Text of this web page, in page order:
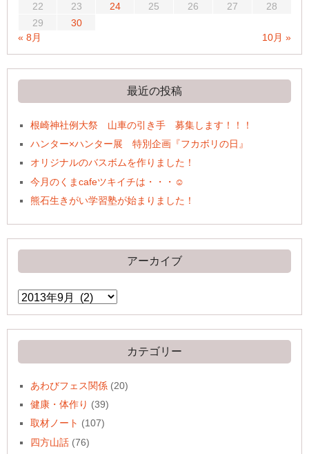
22
23 24 25 26 27
28
29
30
« 8月
10月 »
最近の投稿
根崎神社例大祭 山車の引き手 募集します！！！
ハンター×ハンター展 特別企画『フカボリの日』
オリジナルのバスボムを作りました！
今月のくまcafeツキイチは・・・☺
熊石生きがい学習塾が始まりました！
アーカイブ
ア
ー
イ
ブ
カテゴリー
あわびフェス関係 (20)
健康・体作り (39)
取材ノート (107)
四方山話 (76)